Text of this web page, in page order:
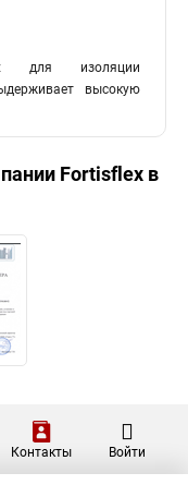
для изоляции
высокую
Fortisflex в
Контакты Войти